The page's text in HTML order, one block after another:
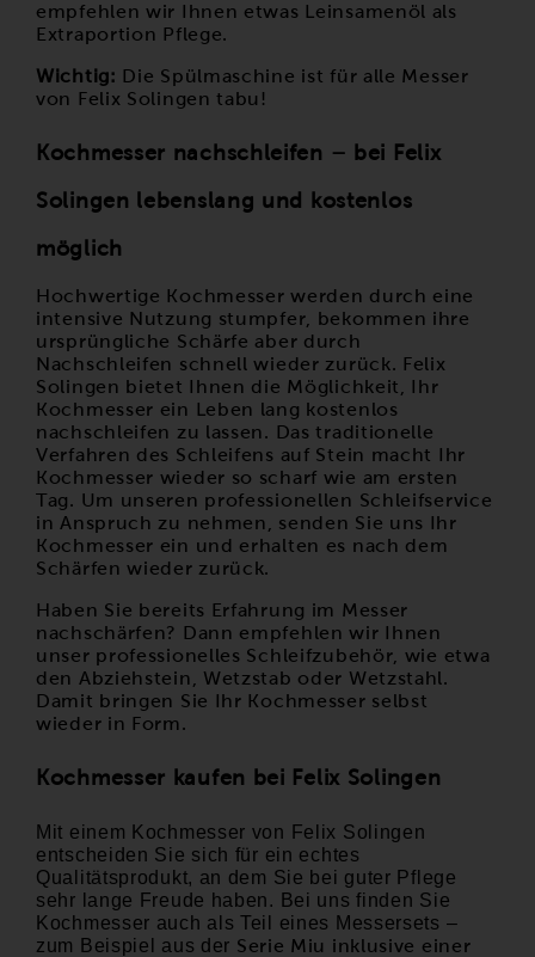
empfehlen wir Ihnen etwas Leinsamenöl als
Extraportion Pflege.
Wichtig: Die Spülmaschine ist für alle Messer
von Felix Solingen tabu!
Kochmesser nachschleifen – bei Felix
Solingen lebenslang und kostenlos
möglich
Hochwertige Kochmesser werden durch eine
intensive Nutzung stumpfer, bekommen ihre
ursprüngliche Schärfe aber durch
Nachschleifen schnell wieder zurück. Felix
Solingen bietet Ihnen die Möglichkeit, Ihr
Kochmesser ein Leben lang kostenlos
nachschleifen zu lassen. Das traditionelle
Verfahren des Schleifens auf Stein macht Ihr
Kochmesser wieder so scharf wie am ersten
Tag. Um unseren professionellen Schleifservice
in Anspruch zu nehmen, senden Sie uns Ihr
Kochmesser ein und erhalten es nach dem
Schärfen wieder zurück.
Haben Sie bereits Erfahrung im Messer
nachschärfen? Dann empfehlen wir Ihnen
unser professionelles Schleifzubehör, wie etwa
den Abziehstein, Wetzstab oder Wetzstahl.
Damit bringen Sie Ihr Kochmesser selbst
wieder in Form.
Kochmesser kaufen bei Felix Solingen
Mit einem Kochmesser von Felix Solingen
entscheiden Sie sich für ein echtes
Qualitätsprodukt, an dem Sie bei guter Pflege
sehr lange Freude haben. Bei uns finden Sie
Kochmesser auch als Teil eines Messersets –
zum Beispiel aus der Serie Miu inklusive einer